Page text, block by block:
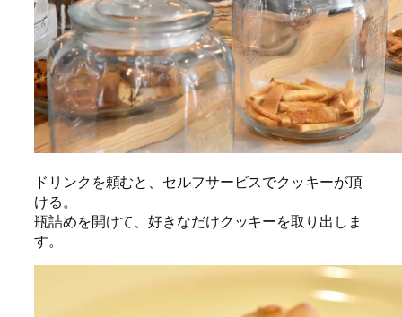
ドリンクを頼むと、セルフサービスでクッキーが頂
ける。
瓶詰めを開けて、好きなだけクッキーを取り出しま
す。